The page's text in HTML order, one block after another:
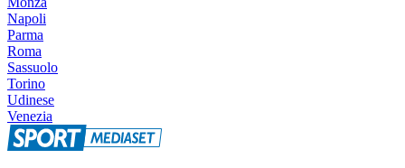
Napoli
Parma
Roma
Sassuolo
Torino
Udinese
Venezia